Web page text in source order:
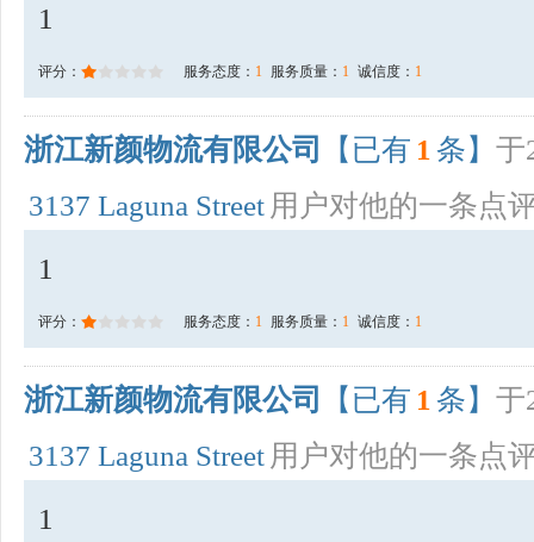
1
评分： 服务态度： 1 服务质量： 1 诚信度： 1
浙江新颜物流有限公司 【已有 1 条】 于
3137 Laguna Street 用户对他的一条点
1
评分： 服务态度： 1 服务质量： 1 诚信度： 1
浙江新颜物流有限公司 【已有 1 条】 于
3137 Laguna Street 用户对他的一条点
1